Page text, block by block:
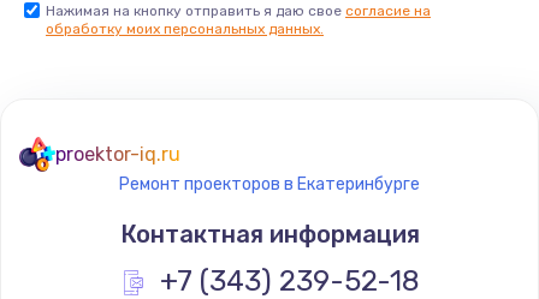
Нажимая на кнопку отправить я даю свое согласие на
обработку моих персональных данных.
proektor-iq.ru
Ремонт проекторов в Екатеринбурге
Контактная информация
+7 (343) 239-52-18